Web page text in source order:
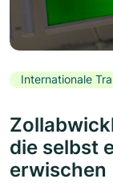
Internationale
die selbst
erwischen